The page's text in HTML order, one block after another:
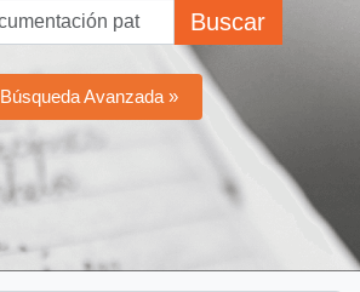
Buscar
Búsqueda Avanzada »